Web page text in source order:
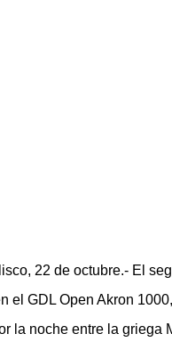
22 de octubre.- El
el GDL Open Akron
la noche entre la griega